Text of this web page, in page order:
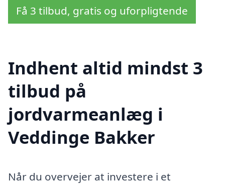
Få 3 tilbud, gratis og uforpligtende
Indhent altid mindst 3
tilbud på
jordvarmeanlæg i
Veddinge Bakker
Når du overvejer at investere i et